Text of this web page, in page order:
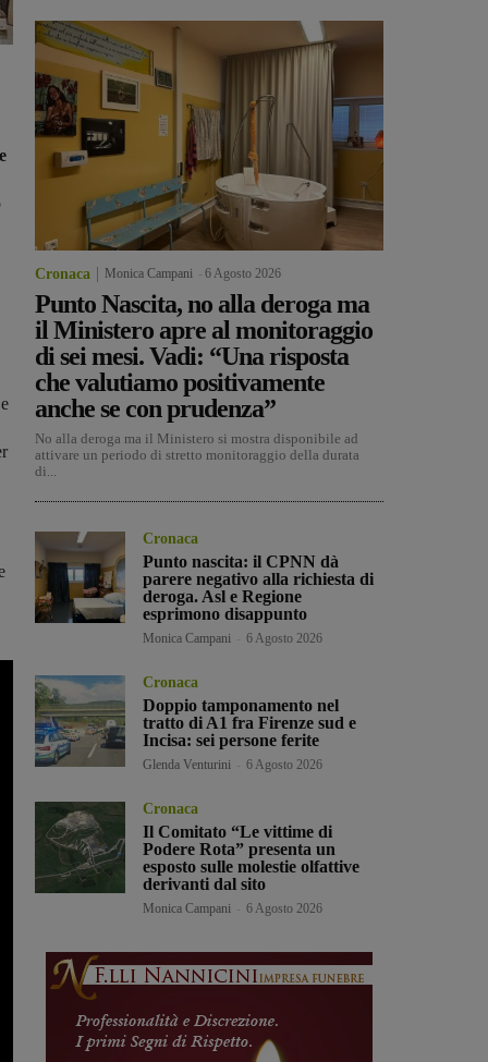
Cronaca Monica Campani 6 Agosto 2026
Punto Nascita, no alla deroga ma
il Ministero apre al monitoraggio
di sei mesi. Vadi: “Una risposta
che valutiamo positivamente
anche se con prudenza”
No alla deroga ma il Ministero si mostra disponibile ad
attivare un periodo di stretto monitoraggio della durata
di...
Cronaca
Punto nascita: il CPNN dà
parere negativo alla richiesta di
deroga. Asl e Regione
esprimono disappunto
Monica Campani 6 Agosto 2026
Cronaca
Doppio tamponamento nel
tratto di A1 fra Firenze sud e
Incisa: sei persone ferite
Glenda Venturini 6 Agosto 2026
Cronaca
Il Comitato “Le vittime di
Podere Rota” presenta un
esposto sulle molestie olfattive
derivanti dal sito
Monica Campani 6 Agosto 2026